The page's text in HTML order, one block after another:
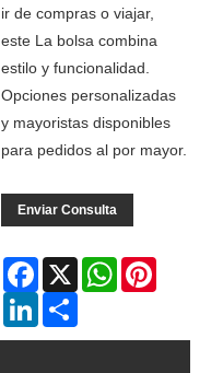
ir de compras o viajar,
este La bolsa combina
estilo y funcionalidad.
Opciones personalizadas
y mayoristas disponibles
para pedidos al por mayor.
Enviar Consulta
Facebook
X WhatsApp
LinkedIn